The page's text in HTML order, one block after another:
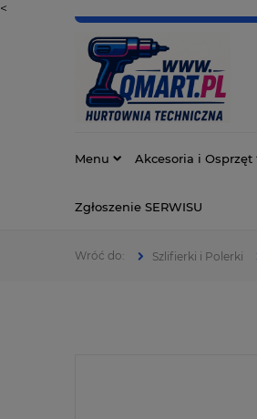
<
Menu Akcesoria i Osprzęt
Zgłoszenie SERWISU
Szlifierki i Polerki